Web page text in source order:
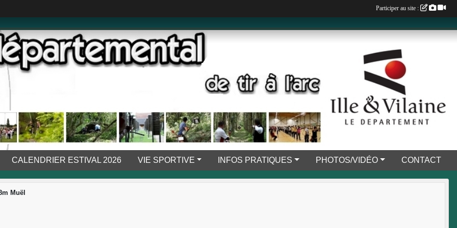
CALENDRIER ESTIVAL 2026 VIE SPORTIVE INFOS PRATIQUES PHOTOS/VIDÉO CONTACT
Muël
Participer au site :